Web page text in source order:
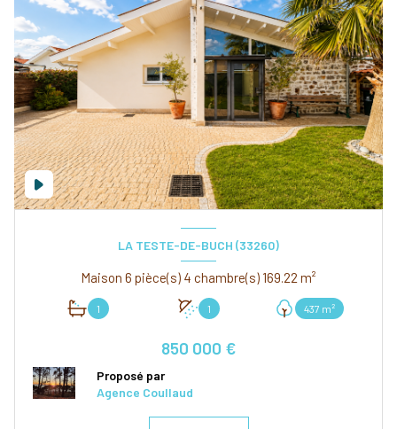
LA TESTE-DE-BUCH (33260)
Maison 6 pièce(s) 4 chambre(s) 169.22 m²
1 1 437 m²
850 000 €
Proposé par
Agence Coullaud